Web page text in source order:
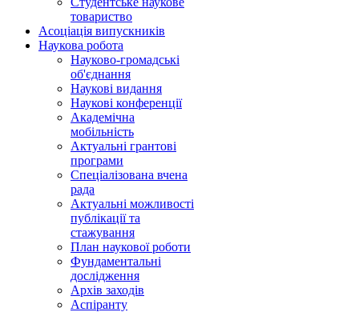
товариство
Асоціація випускників
Наукова робота
Науково-громадські
об'єднання
Наукові видання
Наукові конференції
Академічна
мобільність
Актуальні грантові
програми
Спеціалізована вчена
рада
Актуальні можливості
публікації та
стажування
План наукової роботи
Фундаментальні
дослідження
Архів заходів
Аспіранту